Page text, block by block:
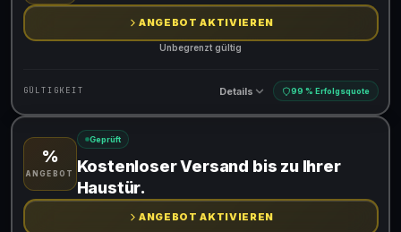
ANGEBOT AKTIVIEREN
Unbegrenzt gültig
GÜLTIGKEIT Details 99 % Erfolgsquote
Gültig für teilnehmende Produkte
%
ANGEBOT
Geprüft
Kostenloser Versand bis zu Ihrer
Haustür.
ANGEBOT AKTIVIEREN